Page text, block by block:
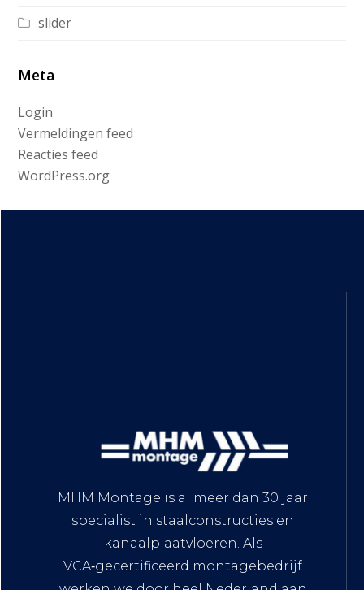
slider
Meta
Login
Vermeldingen feed
Reacties feed
WordPress.org
MHM Montage is al meer dan 30 jaar
specialist in staalconstructies en
kanaalplaatvloeren. Als
VCA‑gecertificeerd montagebedrijf